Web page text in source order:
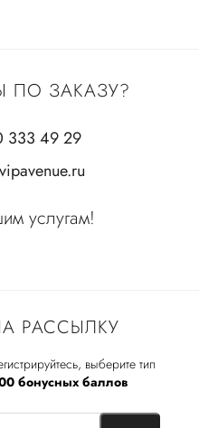
РАССЫЛКУ
выберите тип
бонусных баллов
ПО ЗАКАЗУ?
333 49 29
услугам!